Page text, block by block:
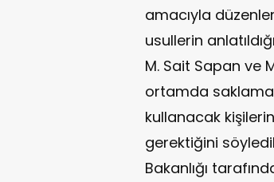
amacıyla
usullerin
M. Sait Sapan ve
ortamda saklama
kullanacak
gerektiğini
Bakanlığı